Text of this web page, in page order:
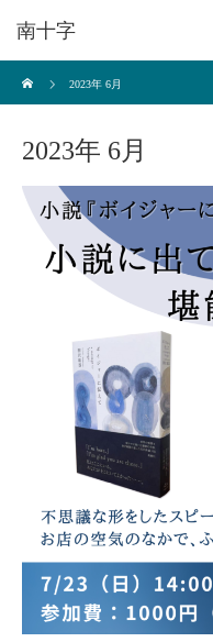
南十字
2023年 6月
2023年 6月